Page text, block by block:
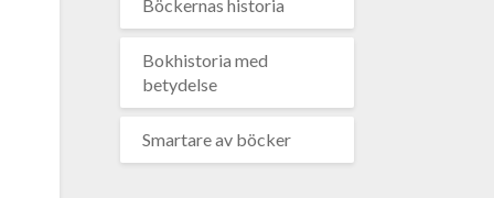
Böckernas historia
Bokhistoria med
betydelse
Smartare av böcker